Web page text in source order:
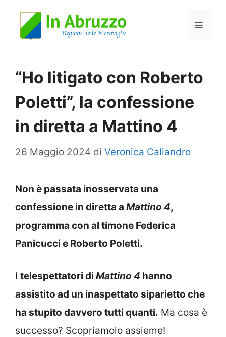
Menu
“Ho litigato con Roberto
Poletti”, la confessione
in diretta a Mattino 4
26 Maggio 2024 di Veronica Caliandro
Non è passata inosservata una
confessione in diretta a Mattino 4,
programma con al timone Federica
Panicucci e Roberto Poletti.
I telespettatori di Mattino 4 hanno
assistito ad un inaspettato siparietto che
ha stupito davvero tutti quanti. Ma cosa è
successo? Scopriamolo assieme!